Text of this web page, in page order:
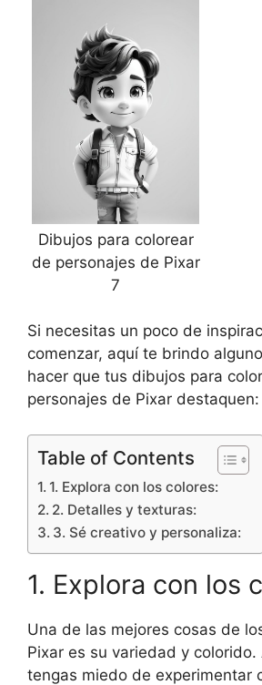
Dibujos para colorear
de personajes de Pixar
7
Si necesitas un poco de
comenzar, aquí te brindo
hacer que tus dibujos para
personajes de Pixar destaquen:
Table of Contents
1. Explora con los colores:
2. Detalles y texturas:
3. Sé creativo y personaliza:
1. Explora con los
Una de las mejores cosas de
Pixar es su variedad y colorido.
tengas miedo de experimentar